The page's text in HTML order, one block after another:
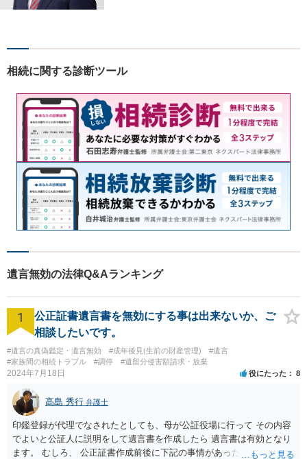
相続に関する診断ツール
遺言無効の法律Q&Aランキング
1
公正証書遺言書を無効にする事は出来ないか、ご
相談したいです。
#遺言の真偽鑑定・遺言無効 #成年後見(生前の財産管理)
#遺言
#家族間の相続トラブル
#調停 #遺留分侵害額請求・放棄
2024年7月18日 役にたった 8
高島 秀行 弁護士
印鑑登録が代理でなされたとしても、母が公証役場に行って その内容
でよいと公証人に説明をして遺言書を作成したら 遺言書は有効となり
ます。 むしろ、 公正証書作成前後に下記の事情があったことが証明で